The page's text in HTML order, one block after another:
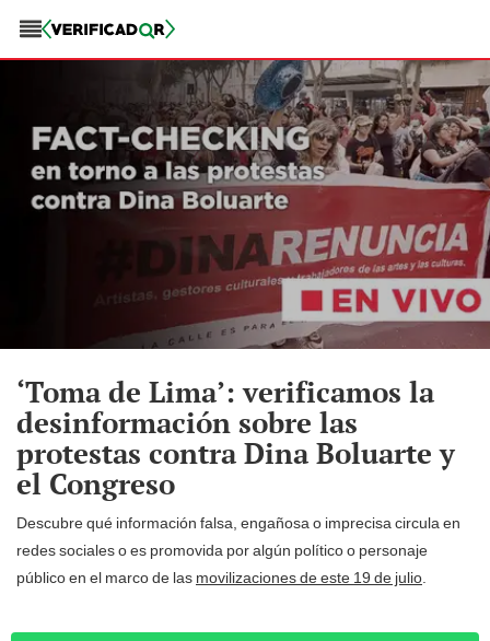
‘Toma de Lima’: verificamos la
desinformación sobre las
protestas contra Dina Boluarte y
el Congreso
Descubre qué información falsa, engañosa o imprecisa circula en
redes sociales o es promovida por algún político o personaje
público en el marco de las movilizaciones de este 19 de julio.